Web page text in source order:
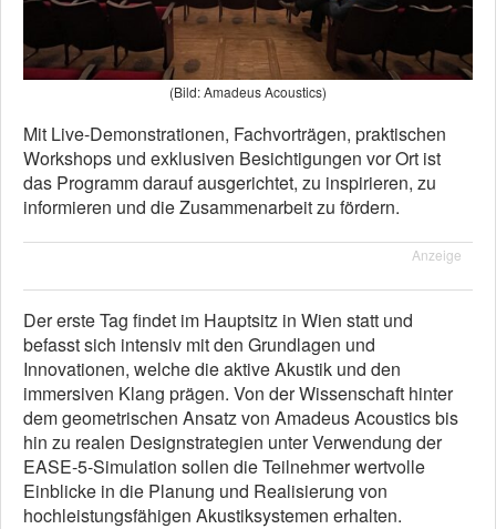
(Bild: Amadeus Acoustics)
Mit Live-Demonstrationen, Fachvorträgen, praktischen
Workshops und exklusiven Besichtigungen vor Ort ist
das Programm darauf ausgerichtet, zu inspirieren, zu
informieren und die Zusammenarbeit zu fördern.
Anzeige
Der erste Tag findet im Hauptsitz in Wien statt und
befasst sich intensiv mit den Grundlagen und
Innovationen, welche die aktive Akustik und den
immersiven Klang prägen. Von der Wissenschaft hinter
dem geometrischen Ansatz von Amadeus Acoustics bis
hin zu realen Designstrategien unter Verwendung der
EASE-5-Simulation sollen die Teilnehmer wertvolle
Einblicke in die Planung und Realisierung von
hochleistungsfähigen Akustiksystemen erhalten.